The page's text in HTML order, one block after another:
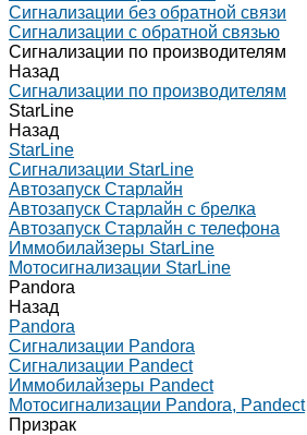
Сигнализации без обратной связи
Сигнализации с обратной связью
Сигнализации по производителям
Назад
Сигнализации по производителям
StarLine
Назад
StarLine
Сигнализации StarLine
Автозапуск Старлайн
Автозапуск Старлайн с брелка
Автозапуск Старлайн с телефона
Иммобилайзеры StarLine
Мотосигнализации StarLine
Pandora
Назад
Pandora
Сигнализации Pandora
Сигнализации Pandect
Иммобилайзеры Pandect
Мотосигнализации Pandora, Pandect
Призрак